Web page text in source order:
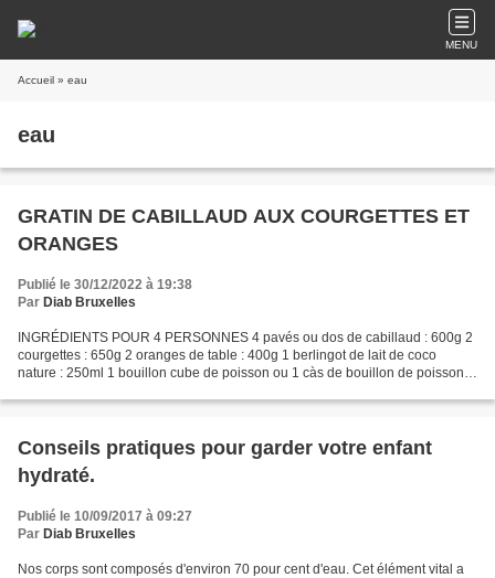
MENU
Accueil » eau
eau
GRATIN DE CABILLAUD AUX COURGETTES ET
ORANGES
Publié le 30/12/2022 à 19:38
Par Diab Bruxelles
INGRÉDIENTS POUR 4 PERSONNES 4 pavés ou dos de cabillaud : 600g 2
courgettes : 650g 2 oranges de table : 400g 1 berlingot de lait de coco
nature : 250ml 1 bouillon cube de poisson ou 1 càs de bouillon de poisson
Conseils pratiques pour garder votre enfant
hydraté.
Publié le 10/09/2017 à 09:27
Par Diab Bruxelles
Nos corps sont composés d'environ 70 pour cent d'eau. Cet élément vital a